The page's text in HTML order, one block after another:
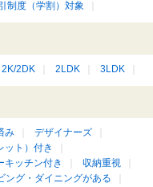
制度（学割）対象
2K/2DK 2LDK 3LDK
み
デザイナーズ
ット）付き
キッチン付き
収納重視
ング・ダイニングがある